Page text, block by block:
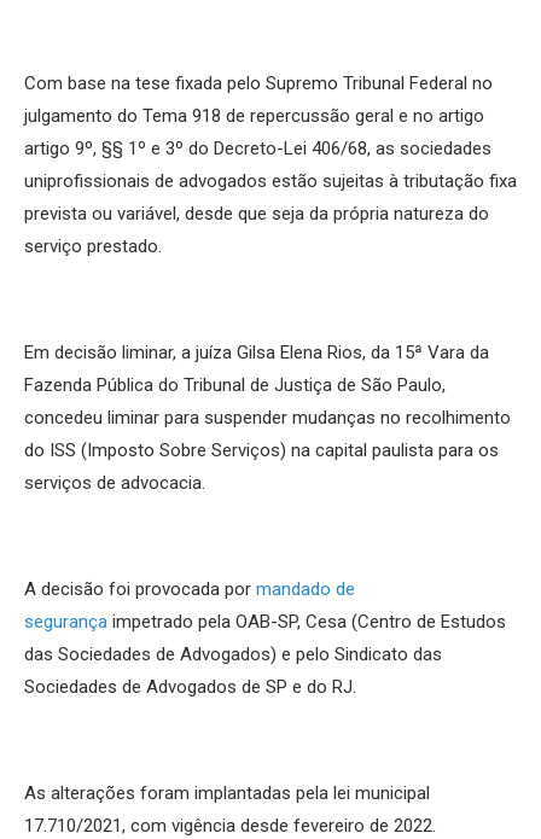
Com base na tese fixada pelo Supremo Tribunal Federal no
julgamento do Tema 918 de repercussão geral e no artigo
artigo 9º, §§ 1º e 3º do Decreto-Lei 406/68, as sociedades
uniprofissionais de advogados estão sujeitas à tributação fixa
prevista ou variável, desde que seja da própria natureza do
serviço prestado.
Em decisão liminar, a juíza Gilsa Elena Rios, da 15ª Vara da
Fazenda Pública do Tribunal de Justiça de São Paulo,
concedeu liminar para suspender mudanças no recolhimento
do ISS (Imposto Sobre Serviços) na capital paulista para os
serviços de advocacia.
A decisão foi provocada por mandado de
segurança impetrado pela OAB-SP, Cesa (Centro de Estudos
das Sociedades de Advogados) e pelo Sindicato das
Sociedades de Advogados de SP e do RJ.
As alterações foram implantadas pela lei municipal
17.710/2021, com vigência desde fevereiro de 2022.